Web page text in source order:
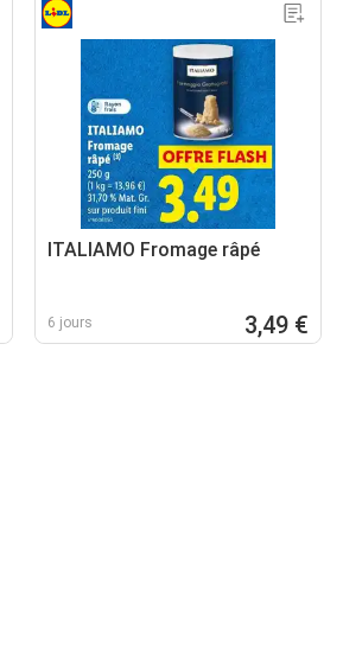
ITALIAMO Fromage râpé
6 jours 3,49 €